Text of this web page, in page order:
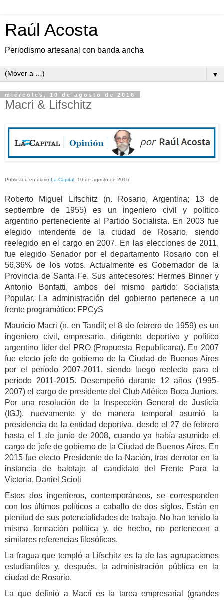
Raúl Acosta
Periodismo artesanal con banda ancha
▼
miércoles, 10 de agosto de 2016
Macri & Lifschitz
Publicado en diario La Capital , 10 de agosto de 2016
Roberto Miguel Lifschitz (n. Rosario, Argentina; 13 de
septiembre de 1955) es un ingeniero civil y político
argentino perteneciente al Partido Socialista. En 2003 fue
elegido intendente de la ciudad de Rosario, siendo
reelegido en el cargo en 2007. En las elecciones de 2011,
fue elegido Senador por el departamento Rosario con el
56,36% de los votos. Actualmente es Gobernador de la
Provincia de Santa Fe. Sus antecesores: Hermes Binner y
Antonio Bonfatti, ambos del mismo partido: Socialista
Popular. La administración del gobierno pertenece a un
frente programático: FPCyS
Mauricio Macri (n. en Tandil; el 8 de febrero de 1959) es un
ingeniero civil, empresario, dirigente deportivo y político
argentino líder del PRO (Propuesta Republicana). En 2007
fue electo jefe de gobierno de la Ciudad de Buenos Aires
por el período 2007-2011, siendo luego reelecto para el
período 2011-2015. Desempeñó durante 12 años (1995-
2007) el cargo de presidente del Club Atlético Boca Juniors.
Por una resolución de la Inspección General de Justicia
(IGJ), nuevamente y de manera temporal asumió la
presidencia de la entidad deportiva, desde el 27 de febrero
hasta el 1 de junio de 2008, cuando ya había asumido el
cargo de jefe de gobierno de la Ciudad de Buenos Aires. En
2015 fue electo Presidente de la Nación, tras derrotar en la
instancia de balotaje al candidato del Frente Para la
Victoria, Daniel Scioli
Estos dos ingenieros, contemporáneos, se corresponden
con los últimos políticos a caballo de dos siglos. Están en
plenitud de sus potencialidades de trabajo. No han tenido la
misma formación política y, de hecho, no pertenecen a
similares referencias filosóficas.
La fragua que templó a Lifschitz es la de las agrupaciones
estudiantiles y, después, la administración pública en la
ciudad de Rosario.
La que definió a Macri es la tarea empresarial (grandes